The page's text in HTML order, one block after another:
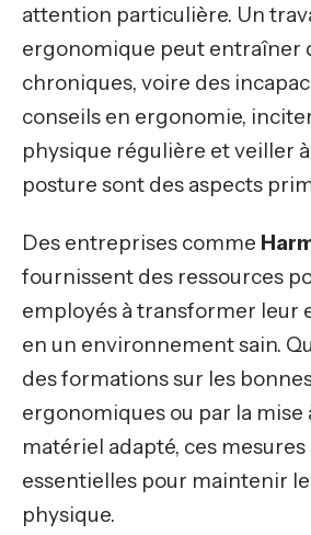
attention particulière. Un
ergonomique peut entraîner
chroniques, voire des
conseils en ergonomie,
physique régulière et veiller
posture sont des aspects
Des entreprises comme
fournissent des ressources
employés à transformer leur
en un environnement sain.
des formations sur les
ergonomiques ou par la mise
matériel adapté, ces
essentielles pour maintenir
physique.